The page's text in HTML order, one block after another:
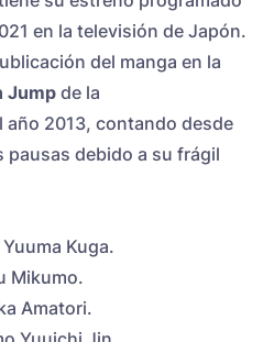
en la televisión de Japón.
del manga en la
Jump de la
año 2013, contando desde
debido a su frágil
Kuga.
Mikumo.
Amatori.